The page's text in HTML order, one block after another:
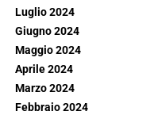
Luglio 2024
Giugno 2024
Maggio 2024
Aprile 2024
Marzo 2024
Febbraio 2024